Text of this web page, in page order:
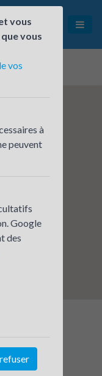
- ARDÈCHE
vous
vous
vos
à
peuvent
Google
des